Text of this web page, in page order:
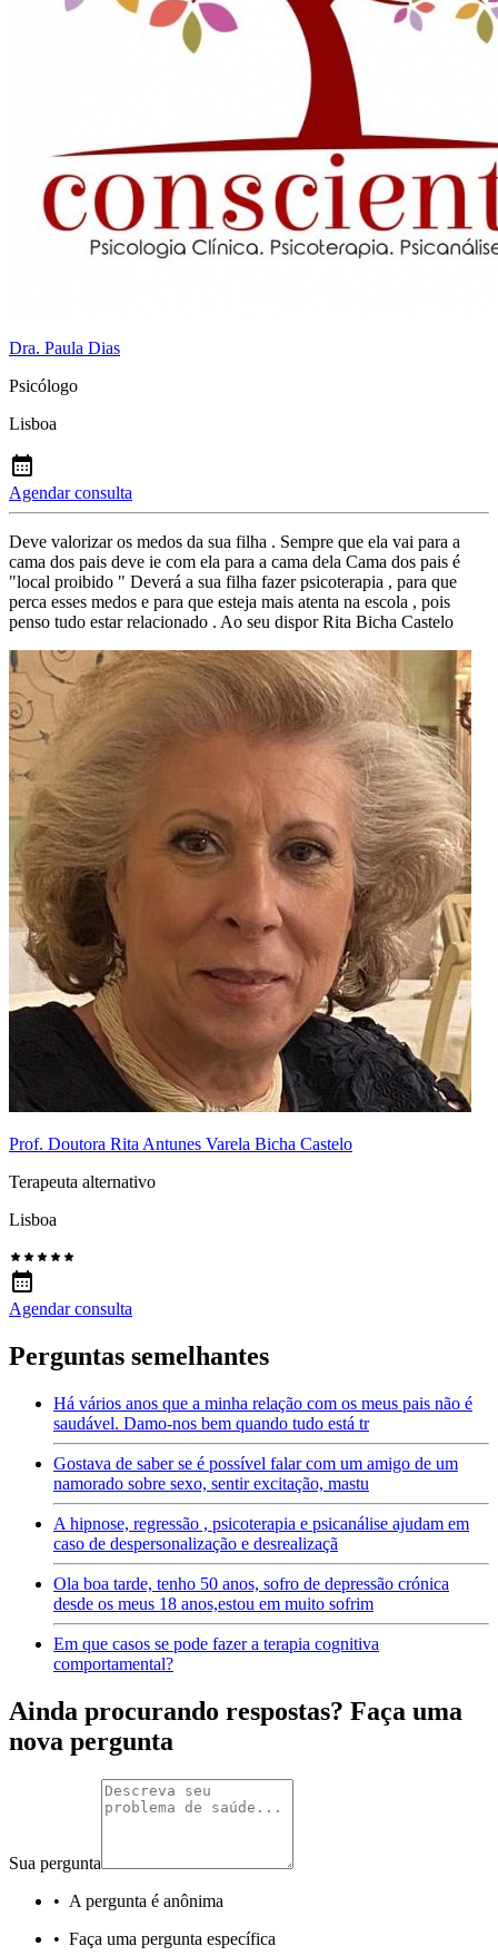
Dra. Paula Dias
Psicólogo
Lisboa
Agendar consulta
Deve valorizar os medos da sua filha . Sempre que ela vai para a
cama dos pais deve ie com ela para a cama dela Cama dos pais é
"local proibido " Deverá a sua filha fazer psicoterapia , para que
perca esses medos e para que esteja mais atenta na escola , pois
penso tudo estar relacionado . Ao seu dispor Rita Bicha Castelo
Prof. Doutora Rita Antunes Varela Bicha Castelo
Terapeuta alternativo
Lisboa
Agendar consulta
Perguntas semelhantes
Há vários anos que a minha relação com os meus pais não é
saudável. Damo-nos bem quando tudo está tr
Gostava de saber se é possível falar com um amigo de um
namorado sobre sexo, sentir excitação, mastu
A hipnose, regressão , psicoterapia e psicanálise ajudam em
caso de despersonalização e desrealizaçã
Ola boa tarde, tenho 50 anos, sofro de depressão crónica
desde os meus 18 anos,estou em muito sofrim
Em que casos se pode fazer a terapia cognitiva
comportamental?
Ainda procurando respostas? Faça uma
nova pergunta
Sua pergunta
• A pergunta é anônima
• Faça uma pergunta específica